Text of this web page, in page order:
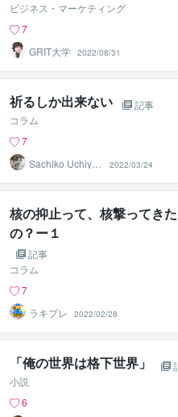
ビジネス・マーケティング
7
GRIT大学 2022/08/31
祈るしか出来ない
記事
コラム
7
Sachiko Uchiya
2022/03/24
核の抑止って、核撃ってき
の？ー１
記事
コラム
7
ラキプレ
2022/02/28
「俺の世界は格下世界」
小説
6